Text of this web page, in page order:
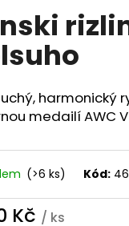
harmonický
medailí AWC
(>6 ks) Kód:
Kč / ks
ZÖBING KAMPTAL